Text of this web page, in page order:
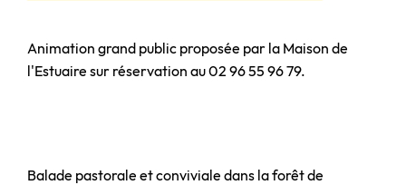
Animation grand public proposée par la Maison de
l'Estuaire sur réservation au 02 96 55 96 79.
Balade pastorale et conviviale dans la forêt de